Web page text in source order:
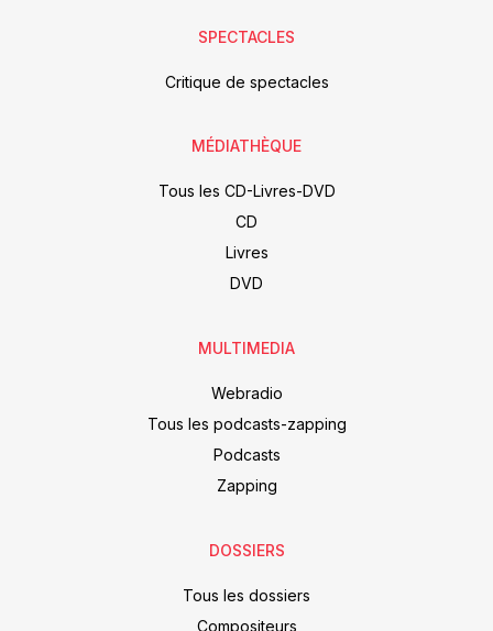
SPECTACLES
Critique de spectacles
MÉDIATHÈQUE
Tous les CD-Livres-DVD
CD
Livres
DVD
MULTIMEDIA
Webradio
Tous les podcasts-zapping
Podcasts
Zapping
DOSSIERS
Tous les dossiers
Compositeurs